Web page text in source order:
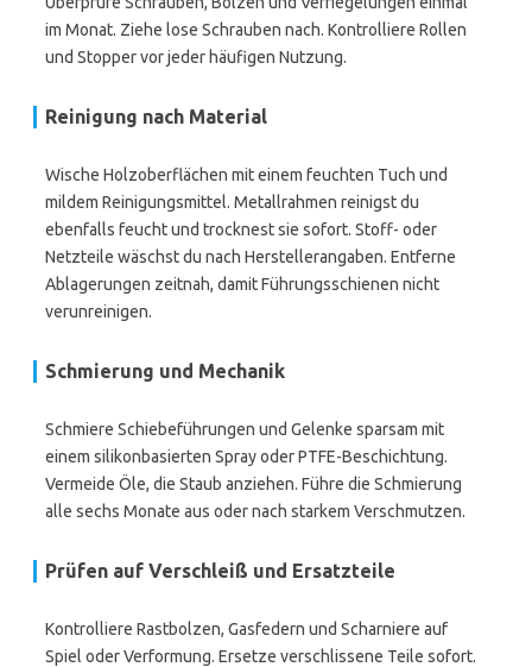
im Monat. Ziehe lose Schrauben nach. Kontrolliere Rollen
und Stopper vor jeder häufigen Nutzung.
Reinigung nach Material
Wische Holzoberflächen mit einem feuchten Tuch und
mildem Reinigungsmittel. Metallrahmen reinigst du
ebenfalls feucht und trocknest sie sofort. Stoff- oder
Netzteile wäschst du nach Herstellerangaben. Entferne
Ablagerungen zeitnah, damit Führungsschienen nicht
verunreinigen.
Schmierung und Mechanik
Schmiere Schiebeführungen und Gelenke sparsam mit
einem silikonbasierten Spray oder PTFE-Beschichtung.
Vermeide Öle, die Staub anziehen. Führe die Schmierung
alle sechs Monate aus oder nach starkem Verschmutzen.
Prüfen auf Verschleiß und Ersatzteile
Kontrolliere Rastbolzen, Gasfedern und Scharniere auf
Spiel oder Verformung. Ersetze verschlissene Teile sofort.